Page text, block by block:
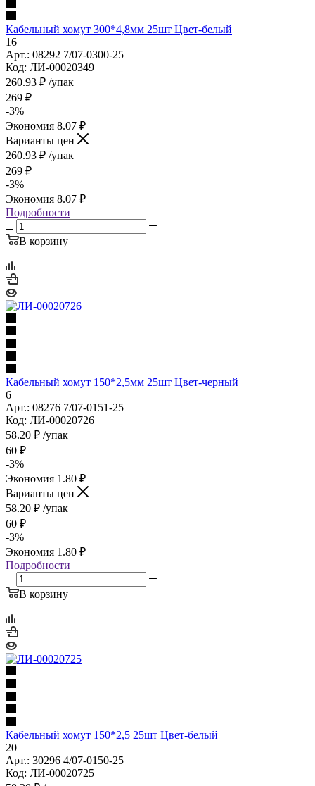
Кабельный хомут 300*4,8мм 25шт Цвет-белый
16
Арт.: 08292 7/07-0300-25
Код: ЛИ-00020349
260.93 ₽ /упак
269 ₽
-3%
Экономия 8.07 ₽
Варианты цен
260.93 ₽ /упак
269 ₽
-3%
Экономия 8.07 ₽
Подробности
В корзину
Кабельный хомут 150*2,5мм 25шт Цвет-черный
6
Арт.: 08276 7/07-0151-25
Код: ЛИ-00020726
58.20 ₽ /упак
60 ₽
-3%
Экономия 1.80 ₽
Варианты цен
58.20 ₽ /упак
60 ₽
-3%
Экономия 1.80 ₽
Подробности
В корзину
Кабельный хомут 150*2,5 25шт Цвет-белый
20
Арт.: 30296 4/07-0150-25
Код: ЛИ-00020725